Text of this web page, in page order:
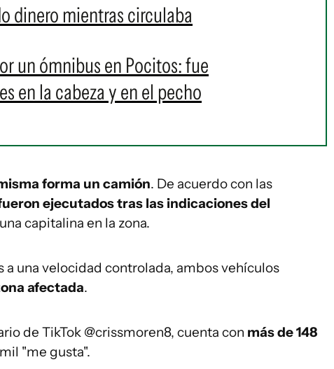
dinero mientras circulaba
un ómnibus en Pocitos: fue
en la cabeza y en el pecho
forma un camión. De acuerdo con las
ejecutados tras las indicaciones del
capitalina en la zona.
una velocidad controlada, ambos vehículos
afectada.
de TikTok @crissmoren8, cuenta con más de 148
"me gusta".